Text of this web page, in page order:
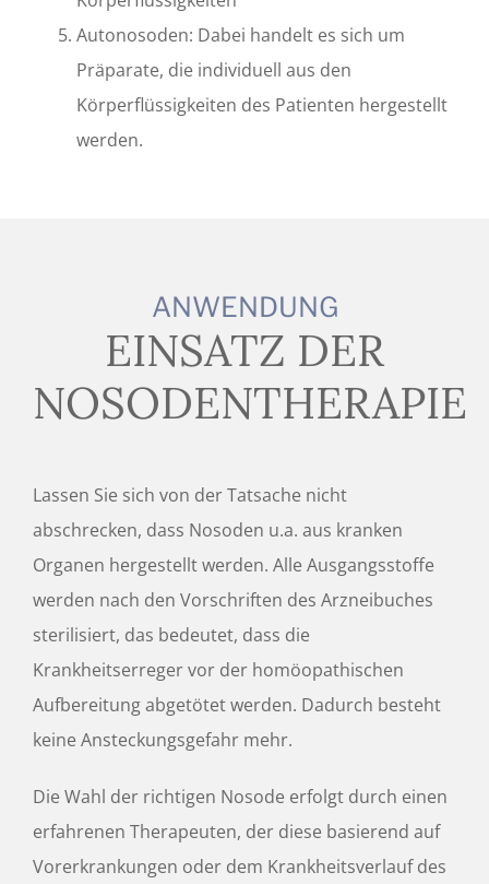
Autonosoden: Dabei handelt es sich um
Präparate, die individuell aus den
Körperflüssigkeiten des Patienten hergestellt
werden.
ANWENDUNG
EINSATZ DER
NOSODENTHERAPIE
Lassen Sie sich von der Tatsache nicht
abschrecken, dass Nosoden u.a. aus kranken
Organen hergestellt werden. Alle Ausgangsstoffe
werden nach den Vorschriften des Arzneibuches
sterilisiert, das bedeutet, dass die
Krankheitserreger vor der homöopathischen
Aufbereitung abgetötet werden. Dadurch besteht
keine Ansteckungsgefahr mehr.
Die Wahl der richtigen Nosode erfolgt durch einen
erfahrenen Therapeuten, der diese basierend auf
Vorerkrankungen oder dem Krankheitsverlauf des